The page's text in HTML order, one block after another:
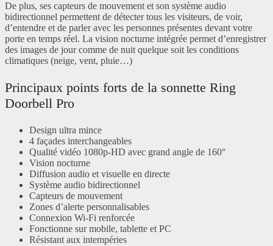
De plus, ses capteurs de mouvement et son système audio
bidirectionnel permettent de détecter tous les visiteurs, de voir,
d’entendre et de parler avec les personnes présentes devant votre
porte en temps réel. La vision nocturne intégrée permet d’enregistrer
des images de jour comme de nuit quelque soit les conditions
climatiques (neige, vent, pluie…)
Principaux points forts de la sonnette Ring
Doorbell Pro
Design ultra mince
4 façades interchangeables
Qualité vidéo 1080p-HD avec grand angle de 160°
Vision nocturne
Diffusion audio et visuelle en directe
Système audio bidirectionnel
Capteurs de mouvement
Zones d’alerte personnalisables
Connexion Wi-Fi renforcée
Fonctionne sur mobile, tablette et PC
Résistant aux intempéries